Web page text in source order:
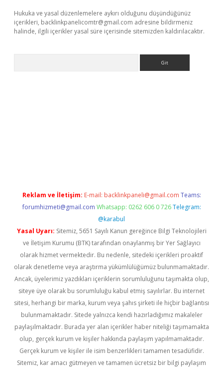
Hukuka ve yasal düzenlemelere aykırı olduğunu düşündüğünüz
içerikleri, backlinkpanelicomtr@gmail.com adresine bildirmeniz
halinde, ilgili içerikler yasal süre içerisinde sitemizden kaldırılacaktır.
Reklam ve İletişim: E-mail: backlinkpaneli@gmail.com Teams:
forumhizmeti@gmail.com Whatsapp: 0262 606 0 726 Telegram:
@karabul
Yasal Uyarı: Sitemiz, 5651 Sayılı Kanun gereğince Bilgi Teknolojileri
ve İletişim Kurumu (BTK) tarafından onaylanmış bir Yer Sağlayıcı
olarak hizmet vermektedir. Bu nedenle, sitedeki içerikleri proaktif
olarak denetleme veya araştırma yükümlülüğümüz bulunmamaktadır.
Ancak, üyelerimiz yazdıkları içeriklerin sorumluluğunu taşımakta olup,
siteye üye olarak bu sorumluluğu kabul etmiş sayılırlar. Bu internet
sitesi, herhangi bir marka, kurum veya şahıs şirketi ile hiçbir bağlantısı
bulunmamaktadır. Sitede yalnızca kendi hazırladığımız makaleler
paylaşılmaktadır. Burada yer alan içerikler haber niteliği taşımamakta
olup, gerçek kurum ve kişiler hakkında paylaşım yapılmamaktadır.
Gerçek kurum ve kişiler ile isim benzerlikleri tamamen tesadüfidir.
Sitemiz, kar amacı gütmeyen ve tamamen ücretsiz bir bilgi paylaşım